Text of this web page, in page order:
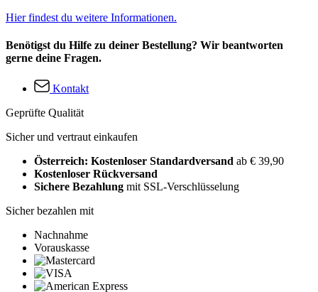
Hier findest du weitere Informationen.
Benötigst du Hilfe zu deiner Bestellung? Wir beantworten
gerne deine Fragen.
Kontakt
Geprüfte Qualität
Sicher und vertraut einkaufen
Österreich: Kostenloser Standardversand ab € 39,90
Kostenloser Rückversand
Sichere Bezahlung mit SSL-Verschlüsselung
Sicher bezahlen mit
Nachnahme
Vorauskasse